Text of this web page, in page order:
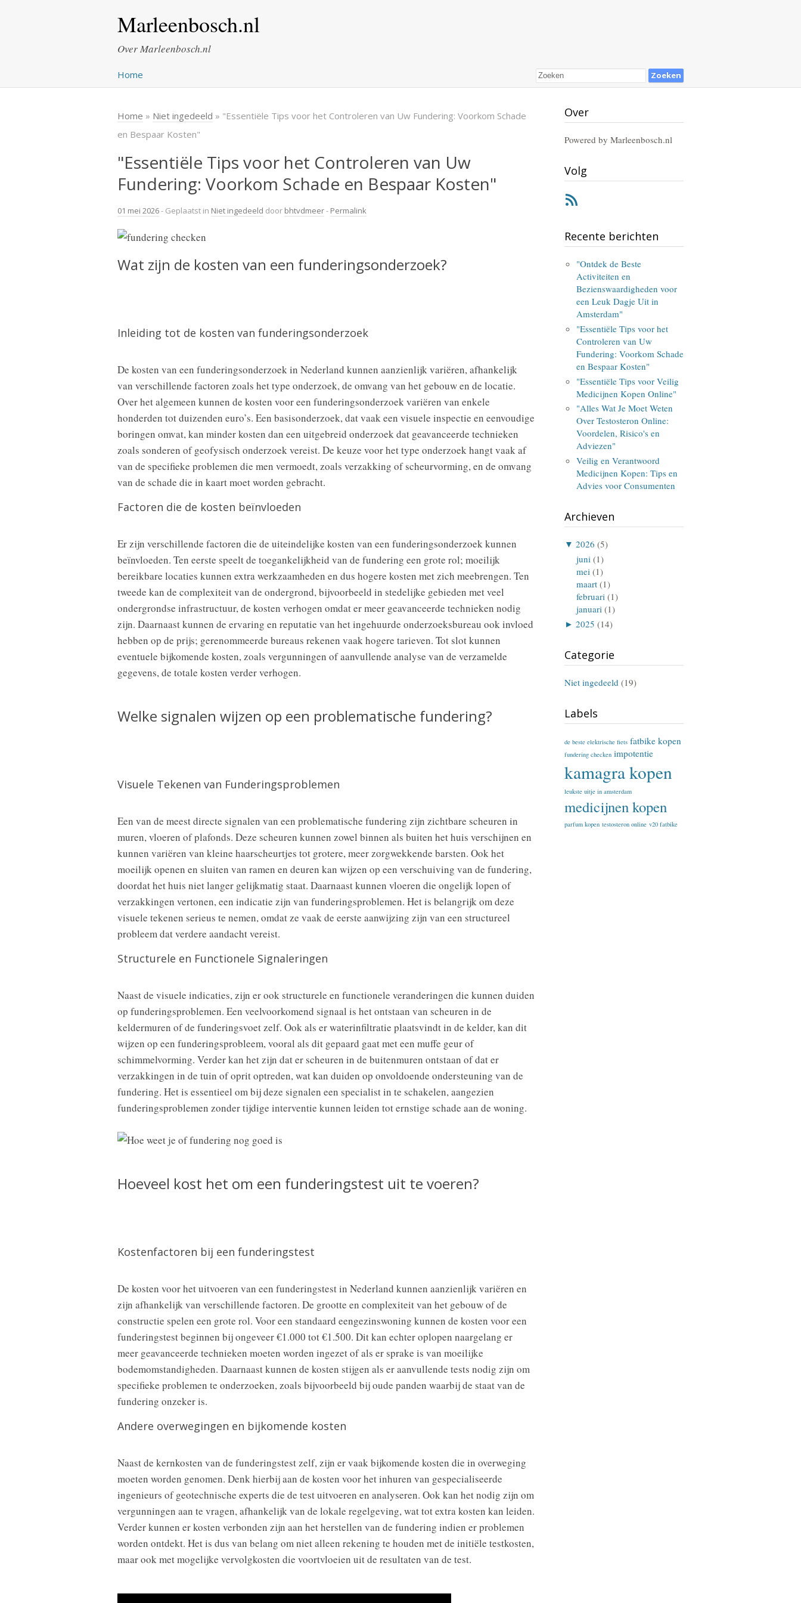
Marleenbosch.nl
Over Marleenbosch.nl
Home
Home » Niet ingedeeld » "Essentiële Tips voor het Controleren van Uw Fundering: Voorkom Schade
en Bespaar Kosten"
"Essentiële Tips voor het Controleren van Uw
Fundering: Voorkom Schade en Bespaar Kosten"
01 mei 2026- Geplaatst in Niet ingedeeld door bhtvdmeer- Permalink
Wat zijn de kosten van een funderingsonderzoek?
Inleiding tot de kosten van funderingsonderzoek
De kosten van een funderingsonderzoek in Nederland kunnen aanzienlijk variëren, afhankelijk
van verschillende factoren zoals het type onderzoek, de omvang van het gebouw en de locatie.
Over het algemeen kunnen de kosten voor een funderingsonderzoek variëren van enkele
honderden tot duizenden euro’s. Een basisonderzoek, dat vaak een visuele inspectie en eenvoudige
boringen omvat, kan minder kosten dan een uitgebreid onderzoek dat geavanceerde technieken
zoals sonderen of geofysisch onderzoek vereist. De keuze voor het type onderzoek hangt vaak af
van de specifieke problemen die men vermoedt, zoals verzakking of scheurvorming, en de omvang
van de schade die in kaart moet worden gebracht.
Factoren die de kosten beïnvloeden
Er zijn verschillende factoren die de uiteindelijke kosten van een funderingsonderzoek kunnen
beïnvloeden. Ten eerste speelt de toegankelijkheid van de fundering een grote rol; moeilijk
bereikbare locaties kunnen extra werkzaamheden en dus hogere kosten met zich meebrengen. Ten
tweede kan de complexiteit van de ondergrond, bijvoorbeeld in stedelijke gebieden met veel
ondergrondse infrastructuur, de kosten verhogen omdat er meer geavanceerde technieken nodig
zijn. Daarnaast kunnen de ervaring en reputatie van het ingehuurde onderzoeksbureau ook invloed
hebben op de prijs; gerenommeerde bureaus rekenen vaak hogere tarieven. Tot slot kunnen
eventuele bijkomende kosten, zoals vergunningen of aanvullende analyse van de verzamelde
gegevens, de totale kosten verder verhogen.
Welke signalen wijzen op een problematische fundering?
Visuele Tekenen van Funderingsproblemen
Een van de meest directe signalen van een problematische fundering zijn zichtbare scheuren in
muren, vloeren of plafonds. Deze scheuren kunnen zowel binnen als buiten het huis verschijnen en
kunnen variëren van kleine haarscheurtjes tot grotere, meer zorgwekkende barsten. Ook het
moeilijk openen en sluiten van ramen en deuren kan wijzen op een verschuiving van de fundering,
doordat het huis niet langer gelijkmatig staat. Daarnaast kunnen vloeren die ongelijk lopen of
verzakkingen vertonen, een indicatie zijn van funderingsproblemen. Het is belangrijk om deze
visuele tekenen serieus te nemen, omdat ze vaak de eerste aanwijzing zijn van een structureel
probleem dat verdere aandacht vereist.
Structurele en Functionele Signaleringen
Naast de visuele indicaties, zijn er ook structurele en functionele veranderingen die kunnen duiden
op funderingsproblemen. Een veelvoorkomend signaal is het ontstaan van scheuren in de
keldermuren of de funderingsvoet zelf. Ook als er waterinfiltratie plaatsvindt in de kelder, kan dit
wijzen op een funderingsprobleem, vooral als dit gepaard gaat met een muffe geur of
schimmelvorming. Verder kan het zijn dat er scheuren in de buitenmuren ontstaan of dat er
verzakkingen in de tuin of oprit optreden, wat kan duiden op onvoldoende ondersteuning van de
fundering. Het is essentieel om bij deze signalen een specialist in te schakelen, aangezien
funderingsproblemen zonder tijdige interventie kunnen leiden tot ernstige schade aan de woning.
Hoeveel kost het om een funderingstest uit te voeren?
Kostenfactoren bij een funderingstest
De kosten voor het uitvoeren van een funderingstest in Nederland kunnen aanzienlijk variëren en
zijn afhankelijk van verschillende factoren. De grootte en complexiteit van het gebouw of de
constructie spelen een grote rol. Voor een standaard eengezinswoning kunnen de kosten voor een
funderingstest beginnen bij ongeveer €1.000 tot €1.500. Dit kan echter oplopen naargelang er
meer geavanceerde technieken moeten worden ingezet of als er sprake is van moeilijke
bodemomstandigheden. Daarnaast kunnen de kosten stijgen als er aanvullende tests nodig zijn om
specifieke problemen te onderzoeken, zoals bijvoorbeeld bij oude panden waarbij de staat van de
fundering onzeker is.
Andere overwegingen en bijkomende kosten
Naast de kernkosten van de funderingstest zelf, zijn er vaak bijkomende kosten die in overweging
moeten worden genomen. Denk hierbij aan de kosten voor het inhuren van gespecialiseerde
ingenieurs of geotechnische experts die de test uitvoeren en analyseren. Ook kan het nodig zijn om
vergunningen aan te vragen, afhankelijk van de lokale regelgeving, wat tot extra kosten kan leiden.
Verder kunnen er kosten verbonden zijn aan het herstellen van de fundering indien er problemen
worden ontdekt. Het is dus van belang om niet alleen rekening te houden met de initiële testkosten,
maar ook met mogelijke vervolgkosten die voortvloeien uit de resultaten van de test.
Over
Powered by Marleenbosch.nl
Volg
Recente berichten
"Ontdek de Beste
Activiteiten en
Bezienswaardigheden voor
een Leuk Dagje Uit in
Amsterdam"
"Essentiële Tips voor het
Controleren van Uw
Fundering: Voorkom Schade
en Bespaar Kosten"
"Essentiële Tips voor Veilig
Medicijnen Kopen Online"
"Alles Wat Je Moet Weten
Over Testosteron Online:
Voordelen, Risico's en
Adviezen"
Veilig en Verantwoord
Medicijnen Kopen: Tips en
Advies voor Consumenten
Archieven
▼ 2026 (5)
juni (1)
mei (1)
maart (1)
februari (1)
januari (1)
► 2025 (14)
Categorie
Niet ingedeeld (19)
Labels
de beste elektrische fiets fatbike kopen
fundering checken impotentie
kamagra kopen
leukste uitje in amsterdam
medicijnen kopen
parfum kopen testosteron online v20 fatbike